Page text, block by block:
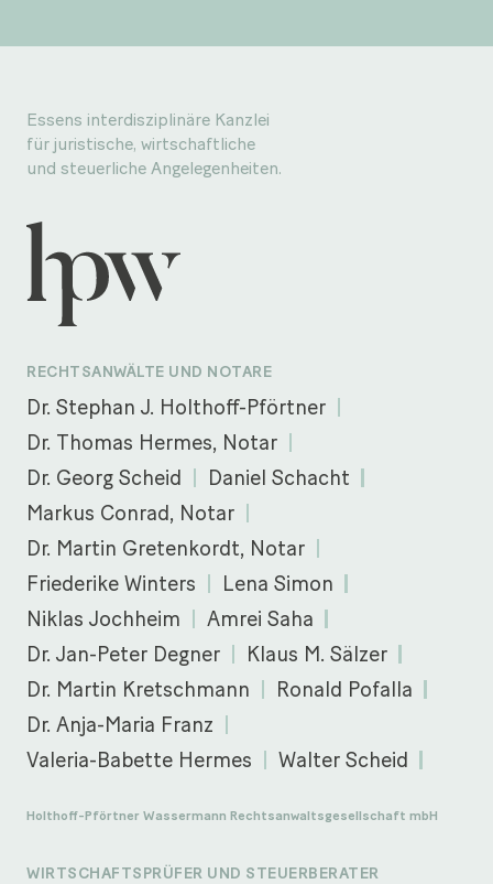
Essens interdisziplinäre Kanzlei
für juristische, wirtschaftliche
und steuerliche Angelegenheiten.
RECHTSANWÄLTE UND NOTARE
Dr. Stephan J. Holthoff-Pförtner
Dr. Thomas Hermes, Notar
Dr. Georg Scheid
Daniel Schacht
Markus Conrad, Notar
Dr. Martin Gretenkordt, Notar
Friederike Winters
Lena Simon
Niklas Jochheim
Amrei Saha
Dr. Jan-Peter Degner
Klaus M. Sälzer
Dr. Martin Kretschmann
Ronald Pofalla
Dr. Anja-Maria Franz
Valeria-Babette Hermes
Walter Scheid
Holthoff-Pförtner Wassermann Rechtsanwaltsgesellschaft mbH
WIRTSCHAFTSPRÜFER UND STEUERBERATER